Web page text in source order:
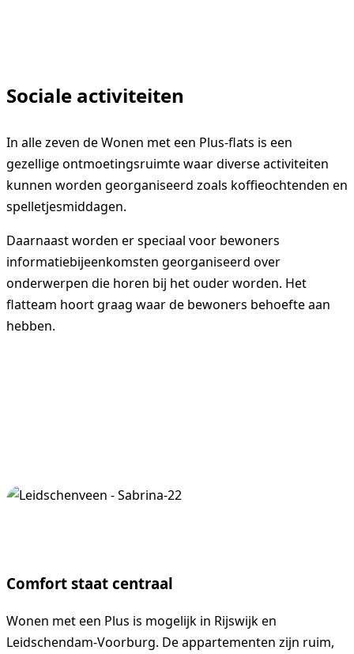
Sociale activiteiten
In alle zeven de Wonen met een Plus-flats is een
gezellige ontmoetingsruimte waar diverse activiteiten
kunnen worden georganiseerd zoals koffieochtenden en
spelletjesmiddagen.
Daarnaast worden er speciaal voor bewoners
informatiebijeenkomsten georganiseerd over
onderwerpen die horen bij het ouder worden. Het
flatteam hoort graag waar de bewoners behoefte aan
hebben.
Comfort staat centraal
Wonen met een Plus is mogelijk in Rijswijk en
Leidschendam-Voorburg. De appartementen zijn ruim,